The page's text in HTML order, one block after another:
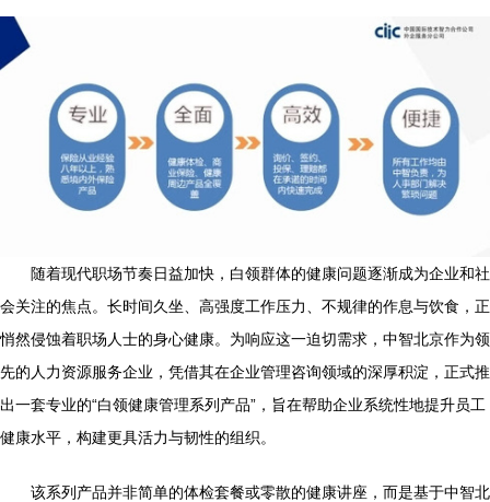
随着现代职场节奏日益加快，白领群体的健康问题逐渐成为企业和社
会关注的焦点。长时间久坐、高强度工作压力、不规律的作息与饮食，正
悄然侵蚀着职场人士的身心健康。为响应这一迫切需求，中智北京作为领
先的人力资源服务企业，凭借其在企业管理咨询领域的深厚积淀，正式推
出一套专业的“白领健康管理系列产品”，旨在帮助企业系统性地提升员工
健康水平，构建更具活力与韧性的组织。
该系列产品并非简单的体检套餐或零散的健康讲座，而是基于中智北